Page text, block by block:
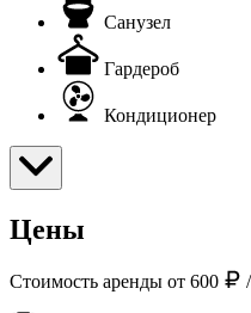
Санузел
Гардероб
Кондиционер
Цены
Стоимость аренды от 600